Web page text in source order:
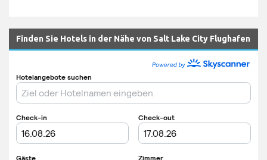
Finden Sie Hotels in der Nähe von Salt Lake City Flughafen